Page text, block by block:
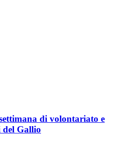
di volontariato e
del Gallio